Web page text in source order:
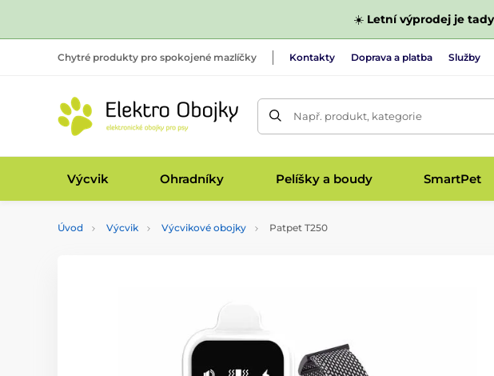
☀️ Letní výprodej je
Chytré produkty pro spokojené mazlíčky Kontakty Doprava a platba Služby
Např. produkt, kategorie
Výcvik Ohradníky Pelíšky a boudy SmartPet
Úvod Výcvik Výcvikové obojky Patpet T250